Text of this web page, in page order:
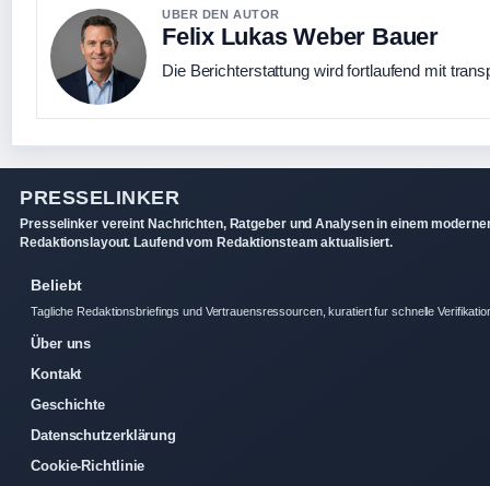
UBER DEN AUTOR
Felix Lukas Weber Bauer
Die Berichterstattung wird fortlaufend mit
PRESSELINKER
Presselinker vereint Nachrichten, Ratgeber und Analysen in einem
Redaktionslayout. Laufend vom Redaktionsteam aktualisiert.
Beliebt
Tagliche Redaktionsbriefings und Vertrauensressourcen, kuratiert fur schnelle
Über uns
Kontakt
Geschichte
Datenschutzerklärung
Cookie-Richtlinie